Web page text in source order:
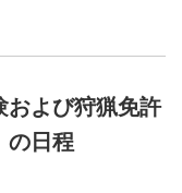
および狩猟免許
の日程